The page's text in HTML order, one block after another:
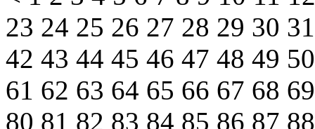
23 24 25 26 27 28 29 30
42 43 44 45 46 47 48 49
61 62 63 64 65 66 67 68
80 81 82 83 84 85 86 87